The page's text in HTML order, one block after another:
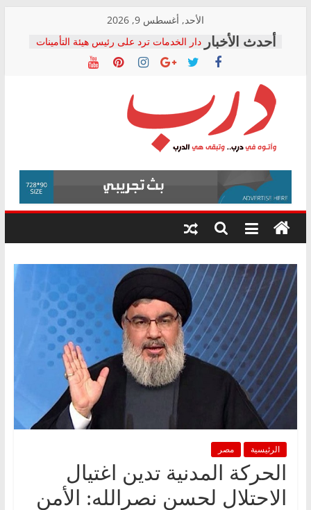
content
الأحد, أغسطس 9, 2026
دار الخدمات ترد على رئيس هيئة التأمينات
بعد مؤتمره الصحفي: إنكار الأزمة لا ينهي
معاناة أصحاب المعاشات.. ونطالب بكشف
فرحات سليمان يكتب: القطاع الصحي إلى
أين؟
حزب التحالف الشعبي يطلق لجنة “الحق
في الصحة” بالإسكندرية لرصد الانتهاكات
ودعم المرضى
الوزاري لمدينة الصحفيين.. وانتهاء أعمال
إنشاء المبنى الإداري
المجلس القومي لحقوق الإنسان يعلن
متابعة قضية الدكتور محمد زهران.. ويؤكد:
قرينة البراءة وضمانات المحاكمة العادلة
درب
وأتوه
درب..
وتبقى
هي
الرئيسية مصر
الحركة المدنية تدين اغتيال
الاحتلال لحسن نصرالله: الأمن